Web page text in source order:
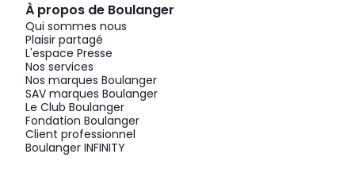
À propos de Boulanger
Qui sommes nous
Plaisir partagé
L'espace Presse
Nos services
Nos marques Boulanger
SAV marques Boulanger
Le Club Boulanger
Fondation Boulanger
Client professionnel
Boulanger INFINITY